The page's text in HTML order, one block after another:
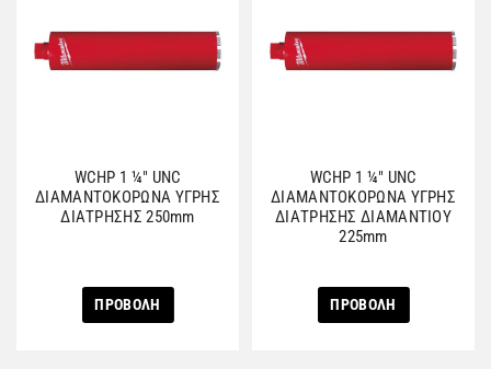
WCHP 1 ¼″ UNC
ΔΙΑΜΑΝΤΟΚΟΡΩΝΑ ΥΓΡΗΣ
ΔΙΑΤΡΗΣΗΣ 250mm
ΠΡΟΒΟΛΗ
WCHP 1 ¼″ UNC
ΔΙΑΜΑΝΤΟΚΟΡΩΝΑ ΥΓΡΗΣ
ΔΙΑΤΡΗΣΗΣ ΔΙΑΜΑΝΤΙΟΥ
225mm
ΠΡΟΒΟΛΗ